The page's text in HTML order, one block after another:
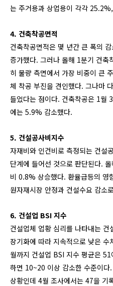
는 주거용과 상업용이 각각
4. 건축착공면적
건축착공면적은 몇 년간 큰 폭의
증가했다. 그러나 올해 1분기 건
히 물량 측면에서 가장 비중이 큰
체 착공 부진을 견인했다. 그나마
들었다는 점이다. 건축착공은 1
에는 5.9% 감소했다.
5. 건설공사비지수
자재비와 인건비로 측정되는 건설
단계에 들어선 것으로 판단된다.
비 0.8% 상승했다. 환율급등의 영
원자재시장 안정과 건설수요 감소
6. 건설업 BSI 지수
건설업체 업황 심리를 나타내는
장기화에 따라 지속적으로 낮은
월까지 건설업 BSI 지수 평균은
하면 10~20 이상 감소한 수준이
상황인데 4월 조사에서는 47을 기